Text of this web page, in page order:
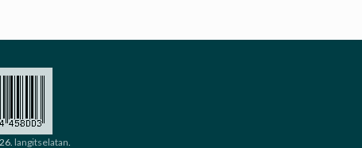
langitselatan